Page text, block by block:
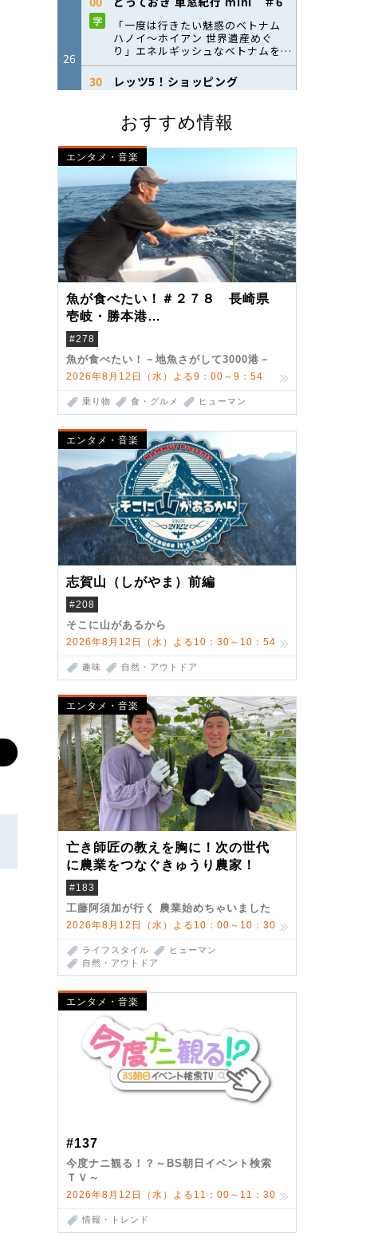
おすすめ情報
エンタメ・音楽
魚が食べたい！＃２７８ 長崎県
壱岐・勝本港
（クロマグロ）
#278
魚が食べたい！－地魚さがして3000港－
2026年8月12日（水）よる9：00～9：54
乗り物 食・グルメ ヒューマン
エンタメ・音楽
志賀山（しがやま）前編
#208
そこに山があるから
2026年8月12日（水）よる10：30～10：54
趣味 自然・アウトドア
エンタメ・音楽
亡き師匠の教えを胸に！次の世代
に農業をつなぐきゅうり農家！
#183
工藤阿須加が行く 農業始めちゃいました
2026年8月12日（水）よる10：00～10：30
ライフスタイル
ヒューマン
自然・アウトドア
エンタメ・音楽
#137
今度ナニ観る！？～BS朝日イベント検索
ＴＶ～
2026年8月12日（水）よる11：00～11：30
情報・トレンド